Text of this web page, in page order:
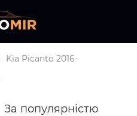
Kia Picanto 2016-
За популярністю